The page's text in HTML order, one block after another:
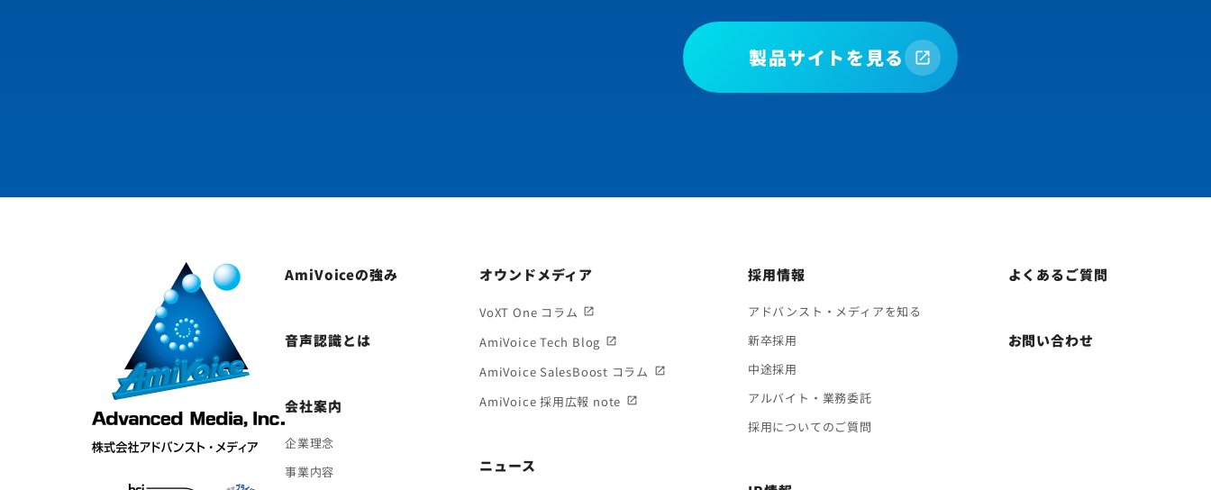
製品サイトを見る
AmiVoiceの強み
音声認識とは
会社案内
企業理念
事業内容
オウンドメディア
VoXT One コラム
AmiVoice Tech Blog
AmiVoice SalesBoost コラム
AmiVoice 採用広報 note
ニュース
採用情報
アドバンスト・メディアを知る
新卒採用
中途採用
アルバイト・業務委託
採用についてのご質問
よくあるご質問
お問い合わせ